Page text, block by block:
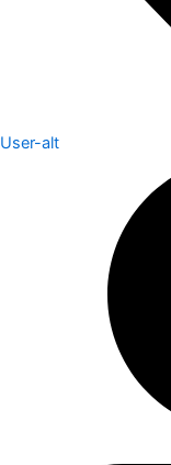
User-alt